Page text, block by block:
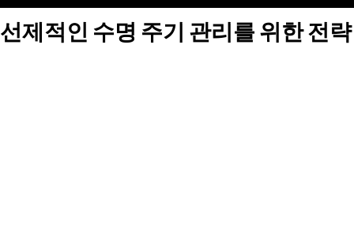
선제적인 수명 주기 관리를 위한 전략